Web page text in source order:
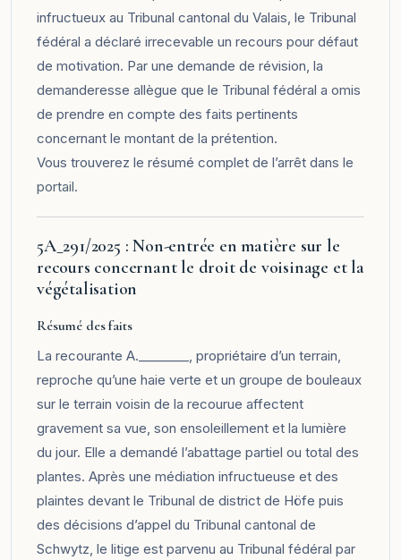
infructueux au Tribunal cantonal du Valais, le Tribunal
fédéral a déclaré irrecevable un recours pour défaut
de motivation. Par une demande de révision, la
demanderesse allègue que le Tribunal fédéral a omis
de prendre en compte des faits pertinents
concernant le montant de la prétention.
Vous trouverez le résumé complet de l’arrêt dans le
portail.
5A_291/2025 : Non-entrée en matière sur le
recours concernant le droit de voisinage et la
végétalisation
Résumé des faits
La recourante A.________, propriétaire d’un terrain,
reproche qu’une haie verte et un groupe de bouleaux
sur le terrain voisin de la recourue affectent
gravement sa vue, son ensoleillement et la lumière
du jour. Elle a demandé l’abattage partiel ou total des
plantes. Après une médiation infructueuse et des
plaintes devant le Tribunal de district de Höfe puis
des décisions d’appel du Tribunal cantonal de
Schwytz, le litige est parvenu au Tribunal fédéral par